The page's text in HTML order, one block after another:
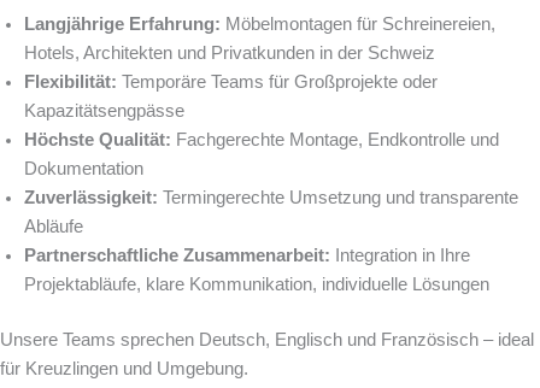
Langjährige Erfahrung: Möbelmontagen für Schreinereien,
Hotels, Architekten und Privatkunden in der Schweiz
Flexibilität: Temporäre Teams für Großprojekte oder
Kapazitätsengpässe
Höchste Qualität: Fachgerechte Montage, Endkontrolle und
Dokumentation
Zuverlässigkeit: Termingerechte Umsetzung und transparente
Abläufe
Partnerschaftliche Zusammenarbeit: Integration in Ihre
Projektabläufe, klare Kommunikation, individuelle Lösungen
Unsere Teams sprechen Deutsch, Englisch und Französisch – ideal
für Kreuzlingen und Umgebung.